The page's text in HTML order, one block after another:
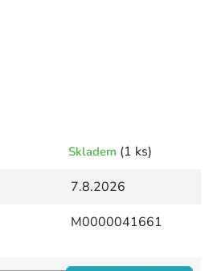
Skladem (1 ks)
7.8.2026
M0000041661